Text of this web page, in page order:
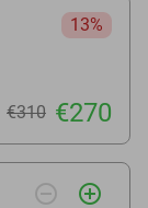
13%
€310 €270
remove_circle_outline add_circle_outline